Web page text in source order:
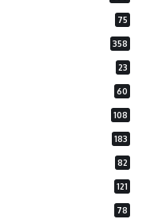
75
358
23
60
108
183
82
121
78